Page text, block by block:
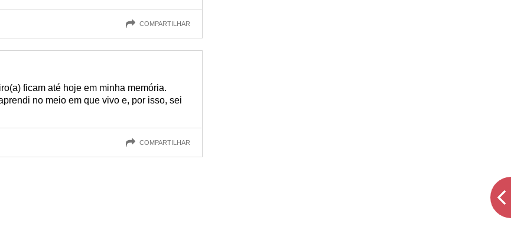
COMPARTILHAR
ficam até hoje em minha memória.
no meio em que vivo e, por isso, sei
COMPARTILHAR